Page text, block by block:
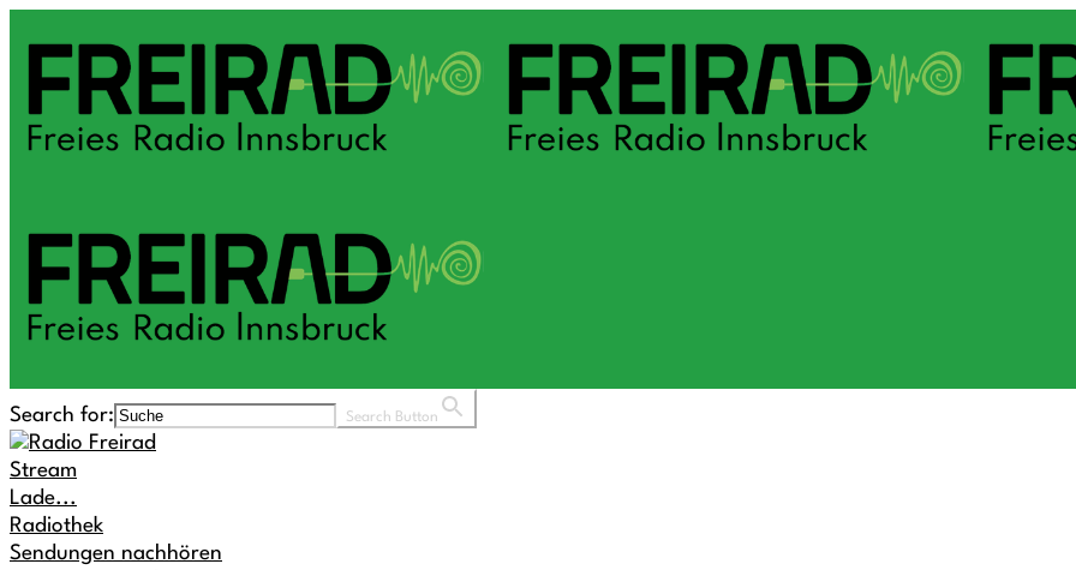
Search for: Search Button
Stream
Lade...
Radiothek
Sendungen nachhören